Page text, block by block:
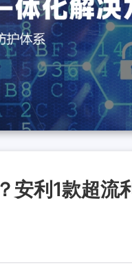
安利1款超流